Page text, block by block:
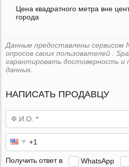
Цена квадратного метра вне
города
Данные предоставлены сервисом
опросов своих пользователей .
гарантировать достоверность и
данных.
НАПИСАТЬ ПРОДАВЦУ
Получить ответ в WhatsApp